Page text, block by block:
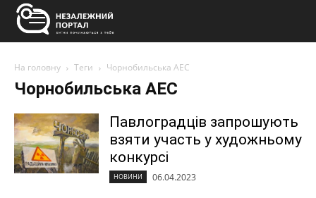
На головну Теги Чорнобильська АЕС
Чорнобильська АЕС
Павлоградців запрошують
взяти участь у художньому
конкурсі
НОВИНИ 06.04.2023